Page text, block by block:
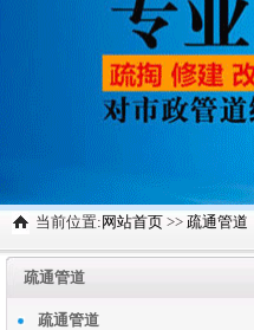
当前位置: 网站首页 >> 疏通管道
疏通管道
疏通管道